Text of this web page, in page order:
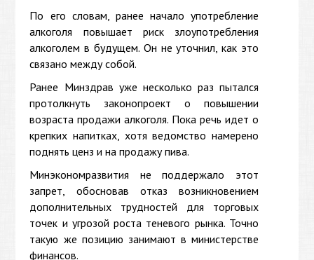
По его словам, ранее начало употребление
алкоголя повышает риск злоупотребления
алкоголем в будущем. Он не уточнил, как это
связано между собой.
Ранее Минздрав уже несколько раз пытался
протолкнуть законопроект о повышении
возраста продажи алкоголя. Пока речь идет о
крепких напитках, хотя ведомство намерено
поднять ценз и на продажу пива.
Минэкономразвития не поддержало этот
запрет, обосновав отказ возникновением
дополнительных трудностей для торговых
точек и угрозой роста теневого рынка. Точно
такую же позицию занимают в министерстве
финансов.